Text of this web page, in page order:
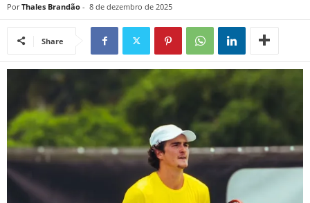
Por Thales Brandão - 8 de dezembro de 2025
Share